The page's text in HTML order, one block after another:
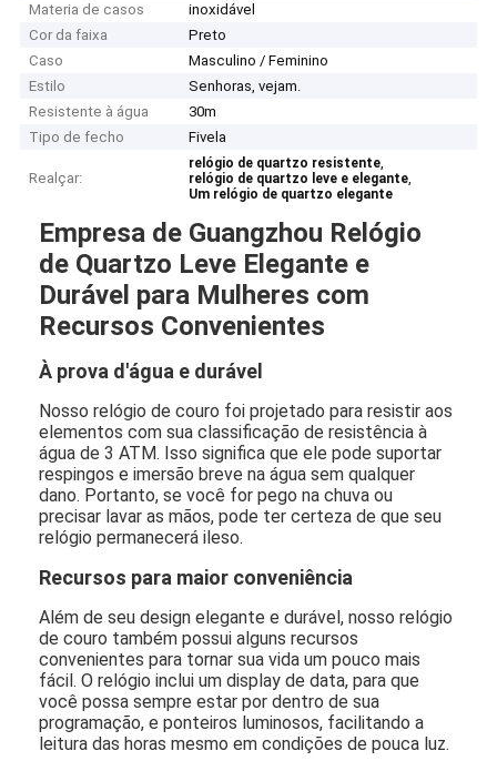
Materia de casos
inoxidável
Cor da faixa
Preto
Caso
Masculino / Feminino
Estilo
Senhoras, vejam.
Resistente à água
30m
Tipo de fecho
Fivela
Realçar:
relógio de quartzo resistente,
relógio de quartzo leve e elegante,
Um relógio de quartzo elegante
Empresa de Guangzhou Relógio
de Quartzo Leve Elegante e
Durável para Mulheres com
Recursos Convenientes
À prova d'água e durável
Nosso relógio de couro foi projetado para resistir aos
elementos com sua classificação de resistência à
água de 3 ATM. Isso significa que ele pode suportar
respingos e imersão breve na água sem qualquer
dano. Portanto, se você for pego na chuva ou
precisar lavar as mãos, pode ter certeza de que seu
relógio permanecerá ileso.
Recursos para maior conveniência
Além de seu design elegante e durável, nosso relógio
de couro também possui alguns recursos
convenientes para tornar sua vida um pouco mais
fácil. O relógio inclui um display de data, para que
você possa sempre estar por dentro de sua
programação, e ponteiros luminosos, facilitando a
leitura das horas mesmo em condições de pouca luz.